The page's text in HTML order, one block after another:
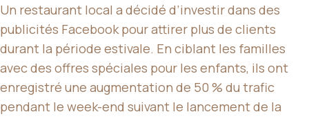
Un restaurant local a décidé d’investir dans des
publicités Facebook pour attirer plus de clients
durant la période estivale. En ciblant les familles
avec des offres spéciales pour les enfants, ils ont
enregistré une augmentation de 50 % du trafic
pendant le week-end suivant le lancement de la